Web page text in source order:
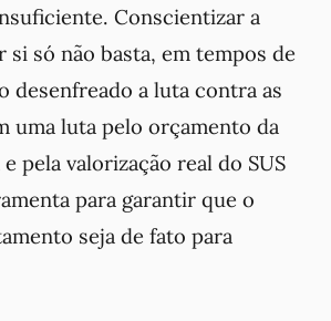
Conscientizar a
si só não basta, em tempos de
desenfreado a luta contra as
uma luta pelo orçamento da
pela valorização real do SUS
para garantir que o
seja de fato para